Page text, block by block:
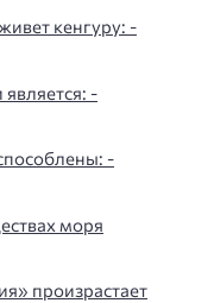
кенгуру: -
-
-
моря
произрастает